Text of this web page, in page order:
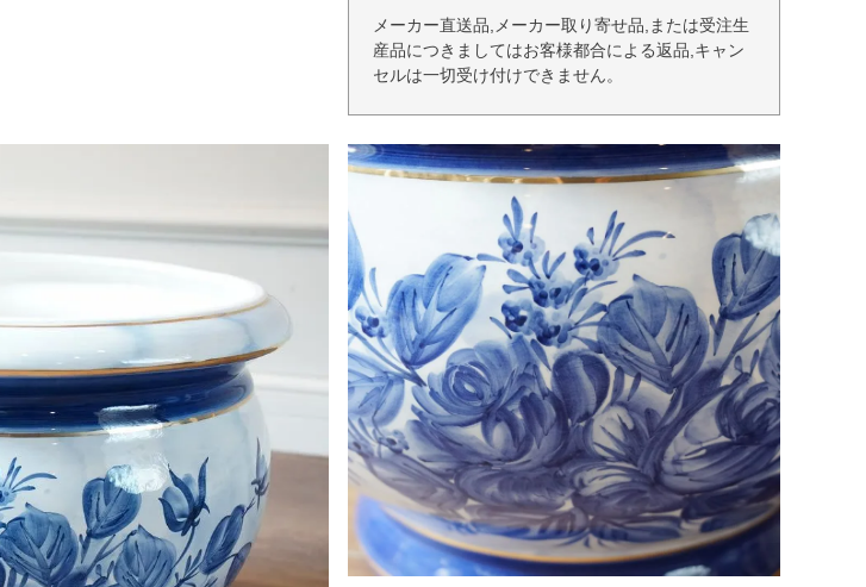
メーカー直送品,メーカー取り寄せ品,または受注生
産品につきましてはお客様都合による返品,キャン
セルは一切受け付けできません。